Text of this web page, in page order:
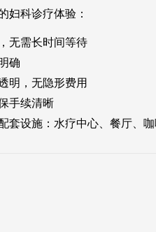
妇科诊疗体验：
无需长时间等待
确
明，无隐形费用
手续清晰
套设施：水疗中心、餐厅、